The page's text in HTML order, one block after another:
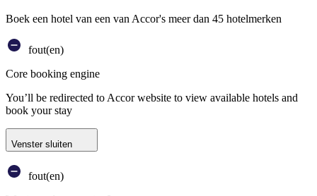
Boek een hotel van een van Accor's meer dan 45 hotelmerken
fout(en)
Core booking engine
You’ll be redirected to Accor website to view available hotels and
book your stay
Venster sluiten
fout(en)